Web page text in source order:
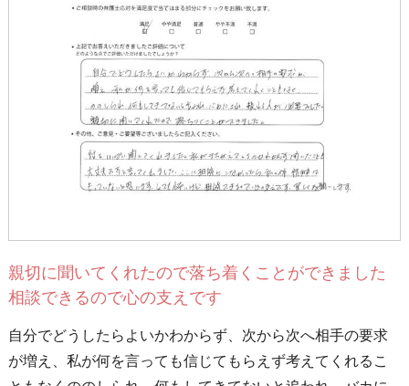
親切に聞いてくれたので落ち着くことができました
相談できるので心の支えです
自分でどうしたらよいかわからず、次から次へ相手の要求
が増え、私が何を言っても信じてもらえず考えてくれるこ